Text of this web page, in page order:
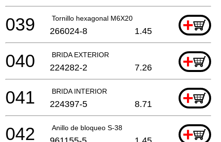
Tornillo hexagonal M6X20 +
039 266024-8 1.45
BRIDA EXTERIOR +
040 224282-2 7.26
BRIDA INTERIOR +
041 224397-5 8.71
Anillo de bloqueo S-38 +
042